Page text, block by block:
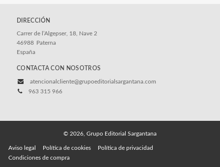
DIRECCIÓN
Carrer de l’Algepser, 18, Nave 2
46988 Paterna
España
CONTACTA CON NOSOTROS
atencionalcliente@grupoeditorialsargantana.com
963 315 966
© 2026, Grupo Editorial Sargantana
Aviso legal Política de cookies
Política de privacidad
Condiciones de compra